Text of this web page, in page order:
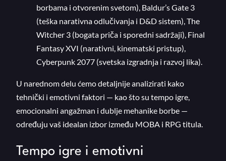
borbama i otvorenim svetom), Baldur’s Gate 3
(teška narativna odlučivanja i D&D sistem), The
Witcher 3 (bogata priča i sporedni sadržaji), Final
Fantasy XVI (narativni, kinematski pristup),
Cyberpunk 2077 (svetska izgradnja i razvoj lika).
U narednom delu ćemo detaljnije analizirati kako
tehnički i emotivni faktori — kao što su tempo igre,
emocionalni angažman i dublje mehanike borbe —
određuju vaš idealan izbor između MOBA i RPG titula.
Tempo igre i emotivni